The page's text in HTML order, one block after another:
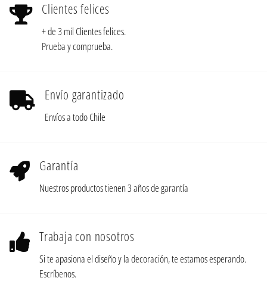
Clientes felices
+ de 3 mil Clientes felices.
Prueba y comprueba.
Envío garantizado
Envíos a todo Chile
Garantía
Nuestros productos tienen 3 años de garantía
Trabaja con nosotros
Si te apasiona el diseño y la decoración, te estamos esperando.
Escríbenos.